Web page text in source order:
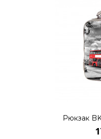
Рюкзак